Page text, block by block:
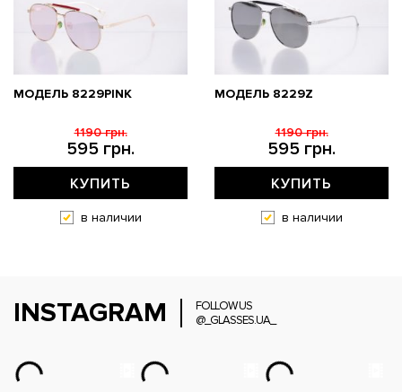
МОДЕЛЬ 8229PINK
595 грн.
1190 грн.
КУПИТЬ
в наличии
МОДЕЛЬ 8229Z
595 грн.
1190 грн.
КУПИТЬ
в наличии
INSTAGRAM
FOLLOW US
@_GLASSES.UA_